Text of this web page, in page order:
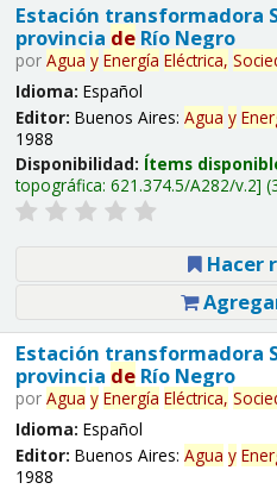
Estación transformadora
provincia deRío Negro
por Agua y Energía Eléctrica,
Idioma: Español
Editor: Buenos Aires: Agua y
1988
Disponibilidad: Ítems
topográfica: 621.374.5/A282/v.2
Hacer
Estación transformadora
provincia deRío Negro
por Agua y Energía Eléctrica,
Idioma: Español
Editor: Buenos Aires: Agua y
1988